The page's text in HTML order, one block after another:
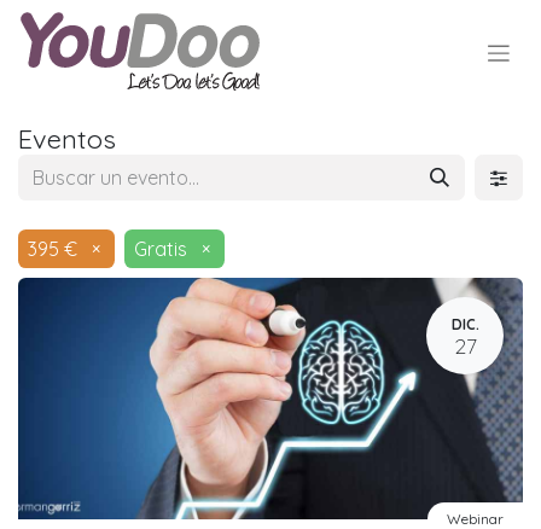
Eventos
395 € × Gratis ×
DIC.
27
Webinar